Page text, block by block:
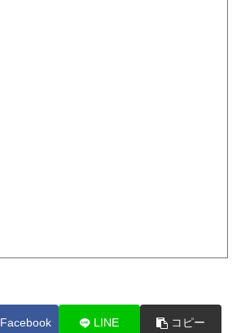
Facebook LINE コピー